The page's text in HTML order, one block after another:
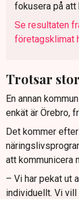
fokusera på att
Se resultaten
företagsklimat
Trotsar
En annan
enkät är Örebro,
Det kommer
att kommunicera
– Vi har pekat ut
individuellt. Vi